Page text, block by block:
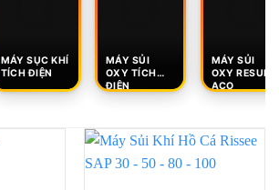
MÁY SỤC KHÍ
TÍCH ĐIỆN
MÁY SỦI
OXY TÍCH
ĐIỆN
MÁY SỦI
OXY RESUN
ACO